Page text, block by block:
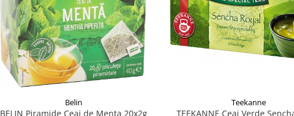
Belin
BELIN Piramide Ceai de Menta 20x2g
Teekanne
TEEKANNE Ceai Verde